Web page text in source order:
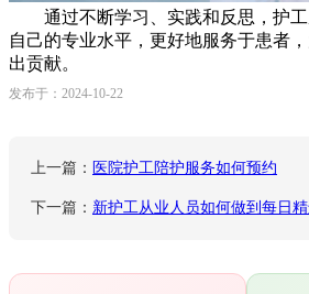
通过不断学习、实践和反思，护工
自己的专业水平，更好地服务于患者
出贡献。
发布于：2024-10-22
上一篇： 医院护工陪护服务如何预约
下一篇： 新护工从业人员如何做到每日